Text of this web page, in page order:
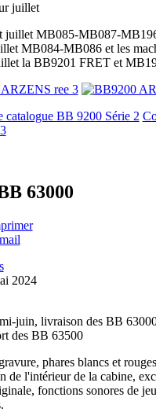
juillet
juillet MB085-MB087-
MB084-MB086 et les
la BB9201 FRET et
catalogue BB 9200 Série 2
63000
2024
juin, livraison des BB
des BB 63500
phares blancs et
de l'intérieur de la cabine,
fonctions sonores de